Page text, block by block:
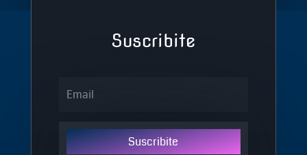
Suscribite
Suscribite